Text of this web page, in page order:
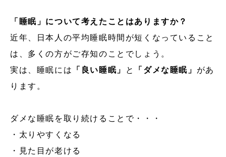
「睡眠」について考えたことはありますか？
近年、日本人の平均睡眠時間が短くなっていること
は、多くの方がご存知のことでしょう。
実は、睡眠には
「良い睡眠」 と 「ダメな睡眠」 があ
ります。
ダメな睡眠を取り続けることで・・・
・太りやすくなる
・見た目が老ける